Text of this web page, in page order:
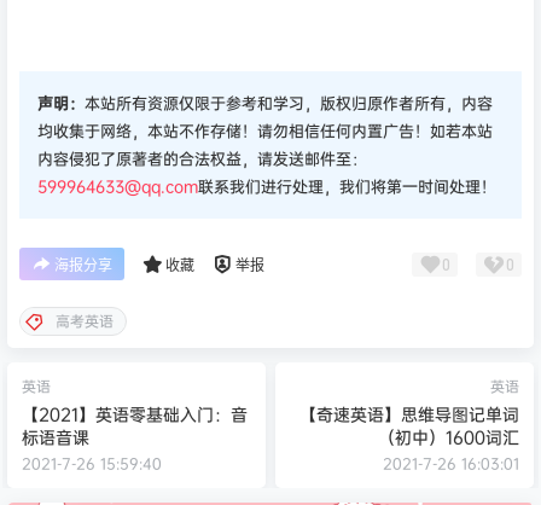
声明： 本站所有资源仅限于参考和学习，版权归原作者所有，内容
均收集于网络，本站不作存储！请勿相信任何内置广告！如若本站
内容侵犯了原著者的合法权益，请发送邮件至：
599964633@qq.com联系我们进行处理，我们将第一时间处理！
海报分享 收藏 举报 0 0
高考英语
英语
【2021】英语零基础入门：音
标语音课
2021-7-26 15:59:40
英语
【奇速英语】思维导图记单词
（初中）1600词汇
2021-7-26 16:03:01